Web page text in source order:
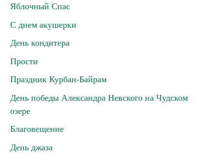
Яблочный Спас
С днем акушерки
День кондитера
Прости
Праздник Курбан-Байрам
День победы Александра Невского на Чудском
озере
Благовещение
День джаза